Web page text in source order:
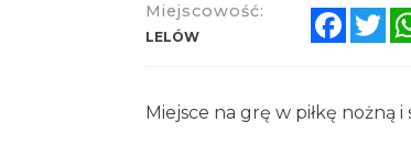
Miejscowość:
LELÓW
Miejsce na grę w piłkę nożną